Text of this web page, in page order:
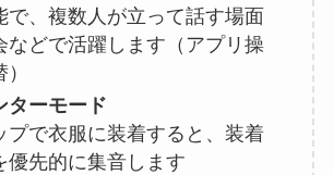
で、複数人が立って話す場面
などで活躍します（アプリ操
ターモード
で衣服に装着すると、装着
優先的に集音します